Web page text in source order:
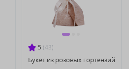
5 (43)
Букет из розовых гортензий